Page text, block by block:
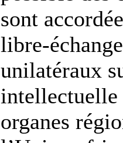
sont
libre-
unilatéraux
intellectuelle
organes